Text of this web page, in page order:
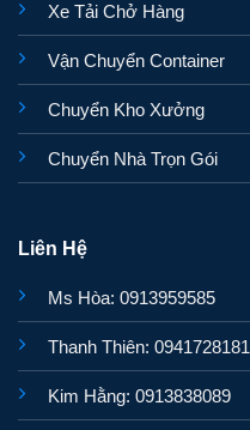
Xe Tải Chở Hàng
Vận Chuyển Container
Chuyển Kho Xưởng
Chuyển Nhà Trọn Gói
Liên Hệ
Ms Hòa: 0913959585
Thanh Thiên: 0941728181
Kim Hằng: 0913838089